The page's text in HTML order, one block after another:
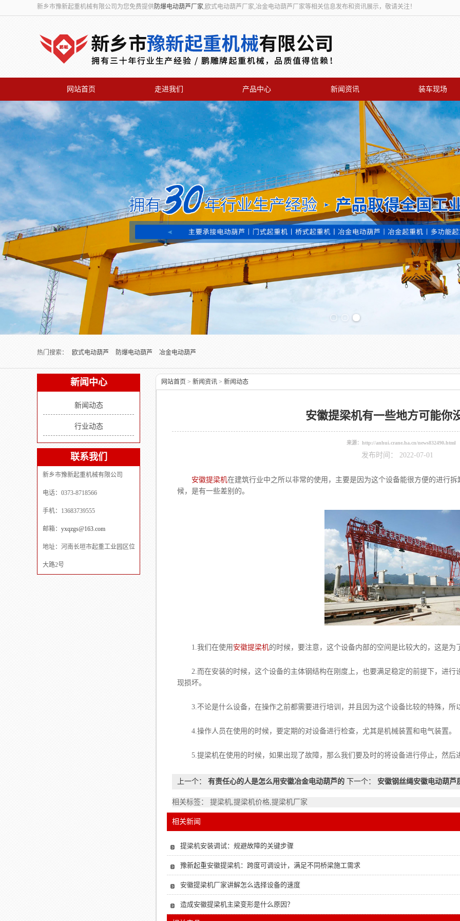
新乡市豫新起重机械有限公司为您免费提供防爆电动葫芦厂家,欧式电动葫芦厂家,冶金电动葫芦厂家等相关信息发布和资讯展示，敬请关注！
网站首页 走进我们 产品中心 新闻资讯 装车现场
联系我们
热门搜索：
欧式电动葫芦 防爆电动葫芦 冶金电动葫芦
新闻中心
新闻动态
行业动态
联系我们
新乡市豫新起重机械有限公司
电话：0373-8718566
手机：13683739555
邮箱： yxqzgs@163.com
地址：河南长垣市起重工业园区位
大路2号
网站首页 > 新闻资讯 > 新闻动态
安徽提梁机有一些地方可能你
来源： http://anhui.crane.ha.cn/news832490.html
发布时间： 2022-07-01
安徽提梁机在建筑行业中之所以非常的使用，主要是因为这个设备能很方便的进行
候，是有一些差别的。
1.我们在使用 安徽提梁机的时候，要注意，这个设备内部的空间是比较大的，这是为
2.而在安装的时候，这个设备的主体钢结构在刚度上，也要满足稳定的前提下，进行
现损坏。
3.不论是什么设备，在操作之前都需要进行培训，并且因为这个设备比较的特殊，所
4.操作人员在使用的时候，要定期的对设备进行检查，尤其是机械装置和电气装置。
5.提梁机在使用的时候，如果出现了故障，那么我们要及时的将设备进行停止，然后
上一个： 有责任心的人是怎么用安徽冶金电动葫芦的 下一个： 安徽钢丝绳安徽电动葫芦
相关标签： 提梁机,提梁机价格,提梁机厂家
相关新闻
提梁机安装调试：规避故障的关键步骤
豫新起重安徽提梁机：跨度可调设计，满足不同桥梁施工需求
安徽提梁机厂家讲解怎么选择设备的速度
造成安徽提梁机主梁变形是什么原因？